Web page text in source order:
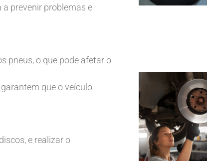
prevenir problemas e
pneus, o que pode afetar o
que o veículo
e realizar o